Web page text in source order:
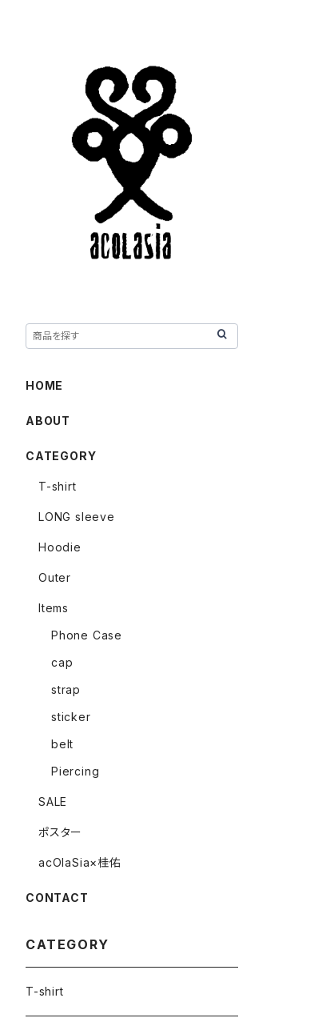
HOME
ABOUT
CATEGORY
T-shirt
LONG sleeve
Hoodie
Outer
Items
Phone Case
cap
strap
sticker
belt
Piercing
SALE
ポスター
acOlaSia×桂佑
CONTACT
CATEGORY
T-shirt